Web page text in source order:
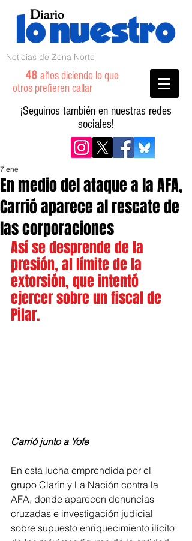
Noticias de Zona Norte
48 años diciendo lo que
otros prefieren callar
¡Seguinos también en nuestras redes
sociales!
En medio del ataque a la AFA,
Carrió aparece al rescate de
las corporaciones
7 ene
Así se desprende de la
presión, al límite de la
extorsión, que intentó
ejercer sobre un fiscal de
Pilar.
Carrió junto a Yofe
En esta lucha emprendida por el
grupo Clarín y La Nación contra la
AFA, donde aparecen denuncias
cruzadas e investigación judicial
sobre supuesto enriquecimiento ilícito